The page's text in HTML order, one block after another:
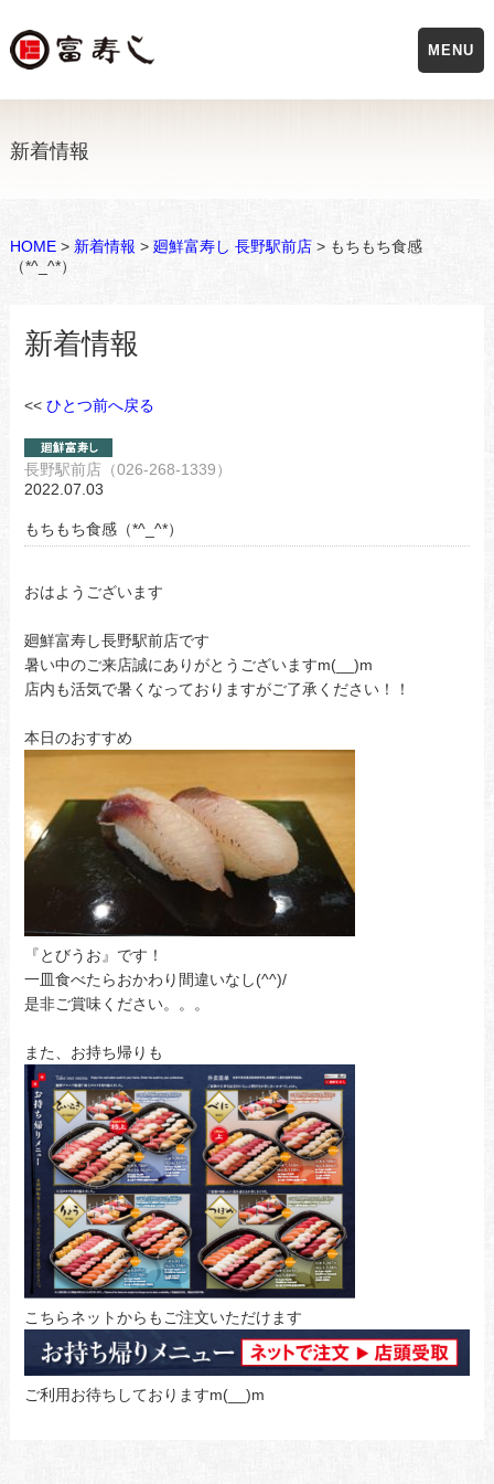
新着情報
HOME> 新着情報 > 廻鮮富寿し 長野駅前店> もちもち食感
（*^_^*）
新着情報
<< ひとつ前へ戻る
長野駅前店（026-268-1339）
2022.07.03
もちもち食感（*^_^*）
おはようございます
廻鮮富寿し長野駅前店です
暑い中のご来店誠にありがとうございますm(__)m
店内も活気で暑くなっておりますがご了承ください！！
本日のおすすめ
『とびうお』です！
一皿食べたらおかわり間違いなし(^^)/
是非ご賞味ください。。。
また、お持ち帰りも
こちらネットからもご注文いただけます
ご利用お待ちしておりますm(__)m
MENU